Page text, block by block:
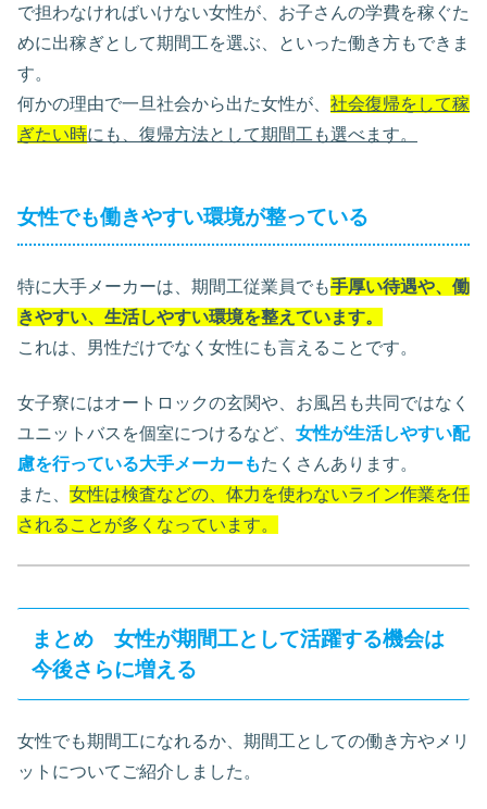
で担わなければいけない女性が、お子さんの学費を稼ぐた
めに出稼ぎとして期間工を選ぶ、といった働き方もできま
す。
何かの理由で一旦社会から出た女性が、 社会復帰をして稼
ぎたい時にも、復帰方法として期間工も選べます。
女性でも働きやすい環境が整っている
特に大手メーカーは、期間工従業員でも手厚い待遇や、働
きやすい、生活しやすい環境を整えています。
これは、男性だけでなく女性にも言えることです。
女子寮にはオートロックの玄関や、お風呂も共同ではなく
ユニットバスを個室につけるなど、 女性が生活しやすい配
慮を行っている大手メーカーもたくさんあります。
また、 女性は検査などの、体力を使わないライン作業を任
されることが多くなっています。
まとめ 女性が期間工として活躍する機会は
今後さらに増える
女性でも期間工になれるか、期間工としての働き方やメリ
ットについてご紹介しました。